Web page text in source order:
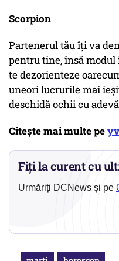
Scorpion
Partenerul tău îți va
pentru tine, însă modul
te dezorienteze
uneori lucrurile mai
deschidă ochii cu
Citește mai multe pe
Fiți la curent cu
Urmăriți DCNews și pe